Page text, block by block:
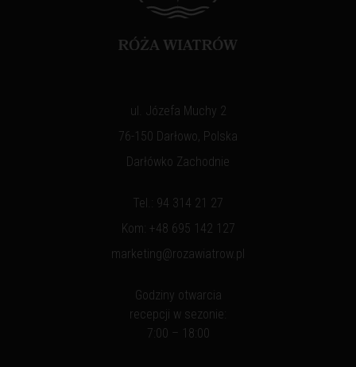
ul. Józefa Muchy 2
76-150 Darłowo, Polska
Darłówko Zachodnie
Tel.: 94 314 21 27
Kom: +48 695 142 127
marketing@rozawiatrow.pl
Godziny otwarcia
recepcji w sezonie:
7:00 – 18:00